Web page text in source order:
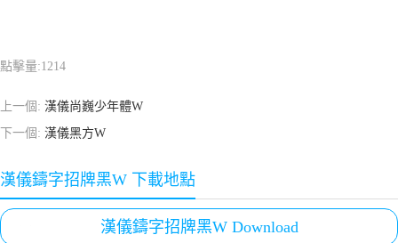
點擊量:1214
上一個: 漢儀尚巍少年體W
下一個: 漢儀黑方W
漢儀鑄字招牌黑W 下載地點
漢儀鑄字招牌黑W Download